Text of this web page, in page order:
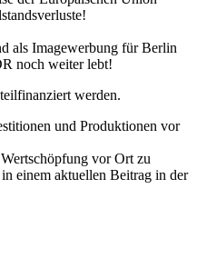
als Imagewerbung für Berlin
noch weiter lebt!
werden.
und Produktionen vor
vor Ort zu
einem aktuellen Beitrag in der